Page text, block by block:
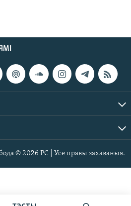
© 2026 РС | Усе правы захаваныя.